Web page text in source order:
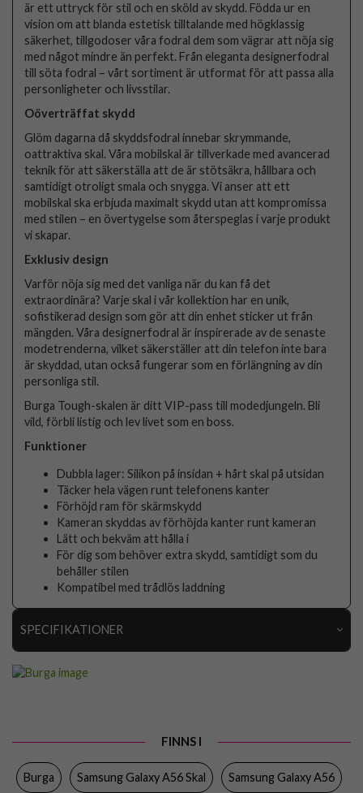
är ett uttryck för stil och en sköld av skydd. Födda ur en
vision om att blanda estetisk tilltalande med högklassig
säkerhet, tillgodoser våra fodral dem som vägrar att nöja sig
med något mindre än perfekt. Från eleganta designerfodral
till söta fodral – vårt sortiment är utformat för att passa alla
personligheter och livsstilar.
Oöverträffat skydd
Glöm dagarna då skyddsfodral innebar skrymmande,
oattraktiva skal. Våra mobilskal är tillverkade med avancerad
teknik för att säkerställa att de är stötsäkra, hållbara och
samtidigt otroligt smala och snygga. Vi anser att ett
mobilskal ska erbjuda maximalt skydd utan att kompromissa
med stilen – en övertygelse som återspeglas i varje produkt
vi skapar.
Exklusiv design
Varför nöja sig med det vanliga när du kan få det
extraordinära? Varje skal i vår kollektion har en unik,
sofistikerad design som gör att din enhet sticker ut från
mängden. Våra designerfodral är inspirerade av de senaste
modetrenderna, vilket säkerställer att din telefon inte bara
är skyddad, utan också fungerar som en förlängning av din
personliga stil.
Burga Tough-skalen är ditt VIP-pass till modedjungeln. Bli
vild, förbli listig och lev livet som en boss.
Funktioner
Dubbla lager: Silikon på insidan + hårt skal på utsidan
Täcker hela vägen runt telefonens kanter
Förhöjd ram för skärmskydd
Kameran skyddas av förhöjda kanter runt kameran
Lätt och bekväm att hålla i
För dig som behöver extra skydd, samtidigt som du
behåller stilen
Kompatibel med trådlös laddning
SPECIFIKATIONER
Material Hårdplast (PC), Mjukplast (TPU)
FINNS I
Burga Samsung Galaxy A56 Skal Samsung Galaxy A56